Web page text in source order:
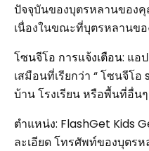
ปัจจุบันของบุตรหลานของ
เนื่องในขณะที่บุตรหลานข
โซนจีโอ การแจ้งเตือน: แอ
เสมือนที่เรียกว่า “ โซนจีโอ
บ้าน โรงเรียน หรือพื้นที่อื่น
ตำแหน่ง: FlashGet Kids
ละเอียด โทรศัพท์ของบุตร